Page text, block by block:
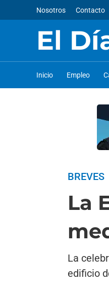
Nosotros Contacto
El
Inicio Empleo
BREVES
La
La
edificio